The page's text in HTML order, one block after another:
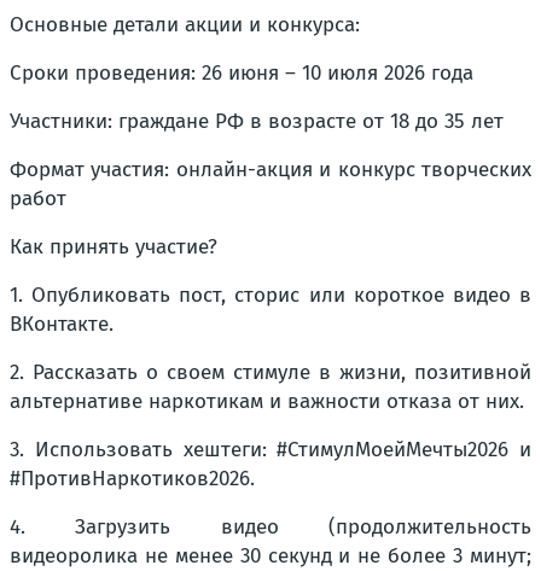
Основные детали акции и конкурса:
Сроки проведения: 26 июня – 10 июля 2026 года
Участники: граждане РФ в возрасте от 18 до 35 лет
Формат участия: онлайн-акция и конкурс творческих
работ
Как принять участие?
1. Опубликовать пост, сторис или короткое видео в
ВКонтакте.
2. Рассказать о своем стимуле в жизни, позитивной
альтернативе наркотикам и важности отказа от них.
3. Использовать хештеги: #СтимулМоейМечты2026 и
#ПротивНаркотиков2026.
4. Загрузить видео (продолжительность
видеоролика не менее 30 секунд и не более 3 минут;